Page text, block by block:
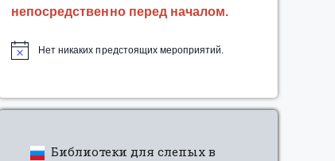
непосредственно перед началом.
Нет никаких предстоящих мероприятий.
Библиотеки для слепых в